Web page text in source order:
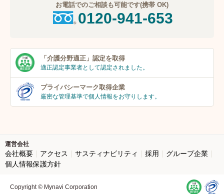
お電話でのご相談も可能です(携帯 OK)
0120-941-653
「介護分野適正」 認定を取得
適正認定事業者として認定されました。
プライバシーマーク取得企業
厳密な管理基準で個人情報をお守りします。
運営会社
会社概要 アクセス サスティナビリティ 採用
グループ企業
個人情報保護方針
Copyright © Mynavi Corporation